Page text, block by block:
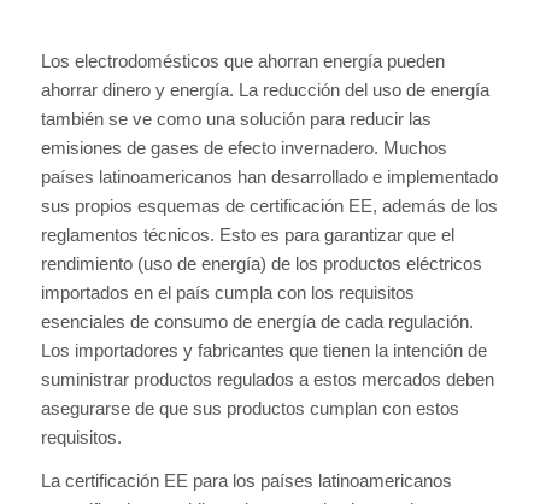
Los electrodomésticos que ahorran energía pueden
ahorrar dinero y energía. La reducción del uso de energía
también se ve como una solución para reducir las
emisiones de gases de efecto invernadero. Muchos
países latinoamericanos han desarrollado e implementado
sus propios esquemas de certificación EE, además de los
reglamentos técnicos. Esto es para garantizar que el
rendimiento (uso de energía) de los productos eléctricos
importados en el país cumpla con los requisitos
esenciales de consumo de energía de cada regulación.
Los importadores y fabricantes que tienen la intención de
suministrar productos regulados a estos mercados deben
asegurarse de que sus productos cumplan con estos
requisitos.
La certificación EE para los países latinoamericanos